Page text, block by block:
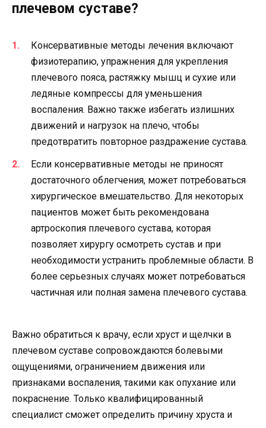
плечевом суставе?
Консервативные методы лечения включают
физиотерапию, упражнения для укрепления
плечевого пояса, растяжку мышц и сухие или
ледяные компрессы для уменьшения
воспаления. Важно также избегать излишних
движений и нагрузок на плечо, чтобы
предотвратить повторное раздражение сустава.
Если консервативные методы не приносят
достаточного облегчения, может потребоваться
хирургическое вмешательство. Для некоторых
пациентов может быть рекомендована
артроскопия плечевого сустава, которая
позволяет хирургу осмотреть сустав и при
необходимости устранить проблемные области. В
более серьезных случаях может потребоваться
частичная или полная замена плечевого сустава.
Важно обратиться к врачу, если хруст и щелчки в
плечевом суставе сопровождаются болевыми
ощущениями, ограничением движения или
признаками воспаления, такими как опухание или
покраснение. Только квалифицированный
специалист сможет определить причину хруста и